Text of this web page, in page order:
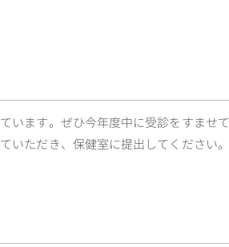
います。ぜひ今年度中に受診をすませて
いただき、保健室に提出してください。